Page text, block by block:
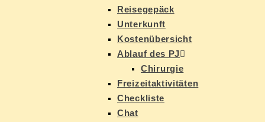
Rei­se­ge­päck
Un­ter­kunft
Kos­ten­über­sicht
Ab­lauf des PJ
Chir­ur­gie
Frei­zeit­ak­ti­vi­tä­ten
Check­lis­te
Chat